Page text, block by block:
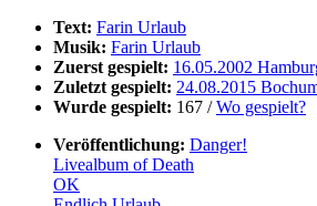
Text: Farin Urlaub
Musik: Farin Urlaub
Zuerst gespielt: 16.05.2002
Zuletzt gespielt: 24.08.2015
Wurde gespielt: 167 /Wo gespielt?
Veröffentlichung: Danger!
Livealbum of Death
OK